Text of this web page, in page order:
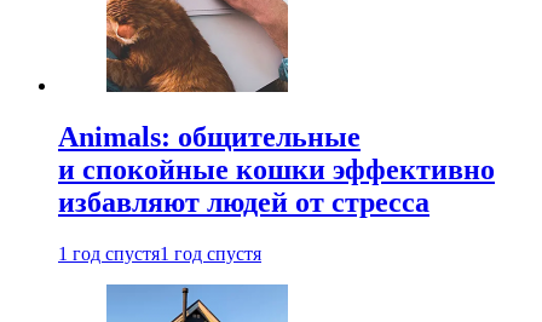
Animals: общительные
и спокойные кошки эффективно
избавляют людей от стресса
1 год спустя1 год спустя